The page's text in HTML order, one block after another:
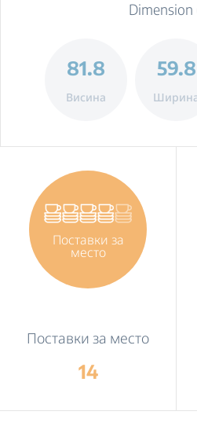
Dimension
81.8
Висина
59.8
Поставки за
место
Поставки за место
14